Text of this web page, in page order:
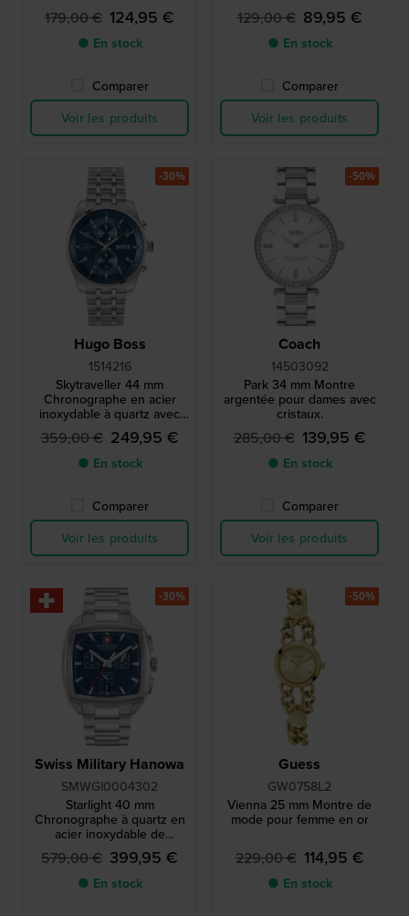
index romains
179,00 € 124,95 €
● En stock
Comparer
Voir les produits
129,00 € 89,95 €
● En stock
Comparer
Voir les produits
Hugo Boss
1514216
Skytraveller 44 mm
Chronographe en acier
inoxydable à quartz avec
date.
359,00 € 249,95 €
● En stock
Comparer
Voir les produits
-30%
Coach
14503092
Park 34 mm Montre
argentée pour dames avec
cristaux.
285,00 € 139,95 €
● En stock
Comparer
Voir les produits
-50%
Swiss Military Hanowa
SMWGI0004302
Starlight 40 mm
Chronographe à quartz en
acier inoxydable de
fabrication suisse
579,00 € 399,95 €
● En stock
-30%
Guess
GW0758L2
Vienna 25 mm Montre de
mode pour femme en or
229,00 € 114,95 €
● En stock
-50%